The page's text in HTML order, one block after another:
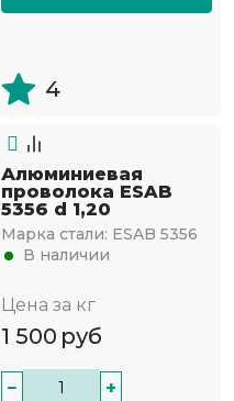
4
Алюминиевая
проволока ESAB
5356 d 1,20
Марка стали: ESAB 5356
В наличии
Цена за кг
1 500 руб
− +